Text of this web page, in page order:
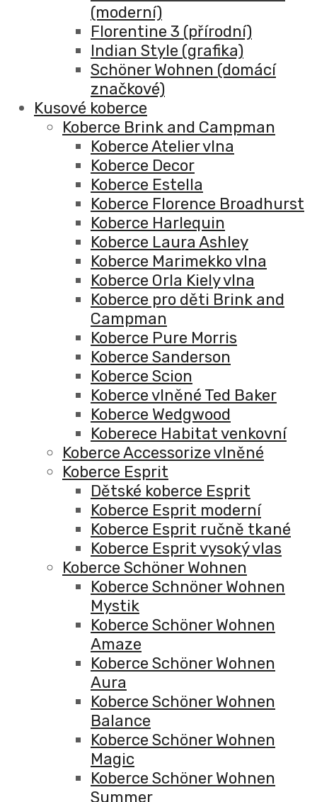
(moderní)
Florentine 3 (přírodní)
Indian Style (grafika)
Schöner Wohnen (domácí
značkové)
Kusové koberce
Koberce Brink and Campman
Koberce Atelier vlna
Koberce Decor
Koberce Estella
Koberce Florence Broadhurst
Koberce Harlequin
Koberce Laura Ashley
Koberce Marimekko vlna
Koberce Orla Kiely vlna
Koberce pro děti Brink and
Campman
Koberce Pure Morris
Koberce Sanderson
Koberce Scion
Koberce vlněné Ted Baker
Koberce Wedgwood
Koberece Habitat venkovní
Koberce Accessorize vlněné
Koberce Esprit
Dětské koberce Esprit
Koberce Esprit moderní
Koberce Esprit ručně tkané
Koberce Esprit vysoký vlas
Koberce Schöner Wohnen
Koberce Schnöner Wohnen
Mystik
Koberce Schöner Wohnen
Amaze
Koberce Schöner Wohnen
Aura
Koberce Schöner Wohnen
Balance
Koberce Schöner Wohnen
Magic
Koberce Schöner Wohnen
Summer